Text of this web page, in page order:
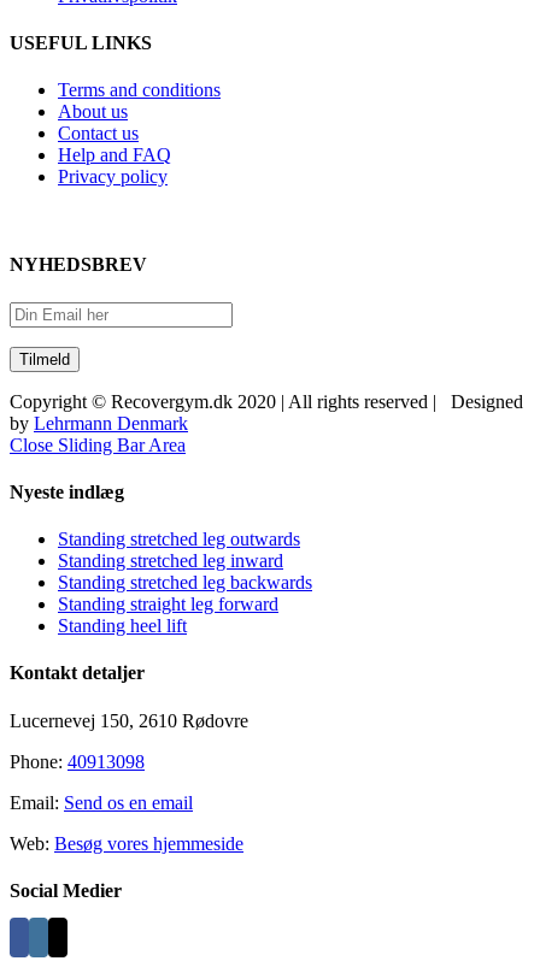
USEFUL LINKS
Terms and conditions
About us
Contact us
Help and FAQ
Privacy policy
NYHEDSBREV
Copyright © Recovergym.dk 2020 | All rights reserved | Designed
by Lehrmann Denmark
Close Sliding Bar Area
Nyeste indlæg
Standing stretched leg outwards
Standing stretched leg inward
Standing stretched leg backwards
Standing straight leg forward
Standing heel lift
Kontakt detaljer
Lucernevej 150, 2610 Rødovre
Phone: 40913098
Email: Send os en email
Web: Besøg vores hjemmeside
Social Medier